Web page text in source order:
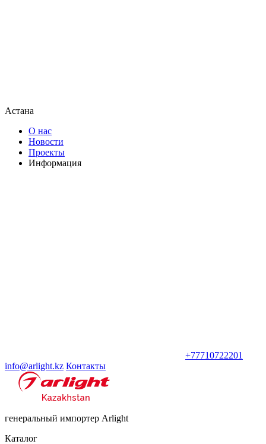
Астана
О нас
Новости
Проекты
Информация
+77710722201
info@arlight.kz Контакты
генеральный импортер Arlight
Каталог